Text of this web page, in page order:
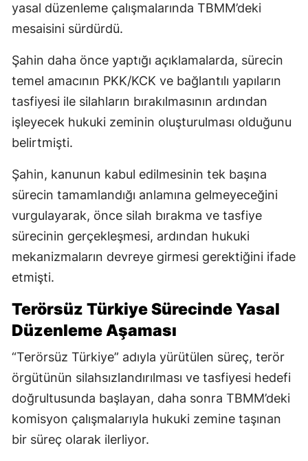
yasal düzenleme çalışmalarında TBMM’deki
mesaisini sürdürdü.
Şahin daha önce yaptığı açıklamalarda, sürecin
temel amacının PKK/KCK ve bağlantılı yapıların
tasfiyesi ile silahların bırakılmasının ardından
işleyecek hukuki zeminin oluşturulması olduğunu
belirtmişti.
Şahin, kanunun kabul edilmesinin tek başına
sürecin tamamlandığı anlamına gelmeyeceğini
vurgulayarak, önce silah bırakma ve tasfiye
sürecinin gerçekleşmesi, ardından hukuki
mekanizmaların devreye girmesi gerektiğini ifade
etmişti.
Terörsüz Türkiye Sürecinde Yasal
Düzenleme Aşaması
“Terörsüz Türkiye” adıyla yürütülen süreç, terör
örgütünün silahsızlandırılması ve tasfiyesi hedefi
doğrultusunda başlayan, daha sonra TBMM’deki
komisyon çalışmalarıyla hukuki zemine taşınan
bir süreç olarak ilerliyor.